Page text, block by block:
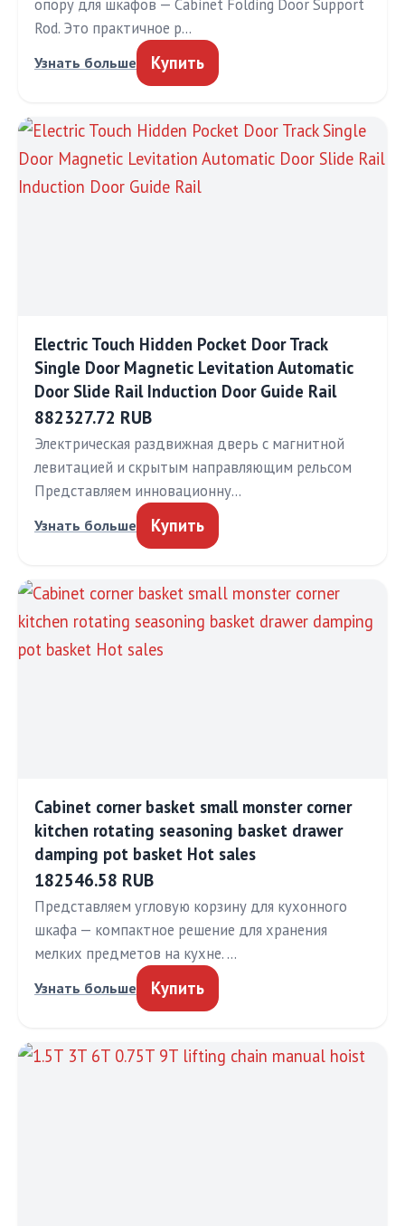
опору для шкафов — Cabinet Folding Door Support
Rod. Это практичное р…
Узнать больше Купить
Electric Touch Hidden Pocket Door Track
Single Door Magnetic Levitation Automatic
Door Slide Rail Induction Door Guide Rail
882327.72 RUB
Электрическая раздвижная дверь с магнитной
левитацией и скрытым направляющим рельсом
Представляем инновационну…
Узнать больше Купить
Cabinet corner basket small monster corner
kitchen rotating seasoning basket drawer
damping pot basket Hot sales
182546.58 RUB
Представляем угловую корзину для кухонного
шкафа — компактное решение для хранения
мелких предметов на кухне. …
Узнать больше Купить